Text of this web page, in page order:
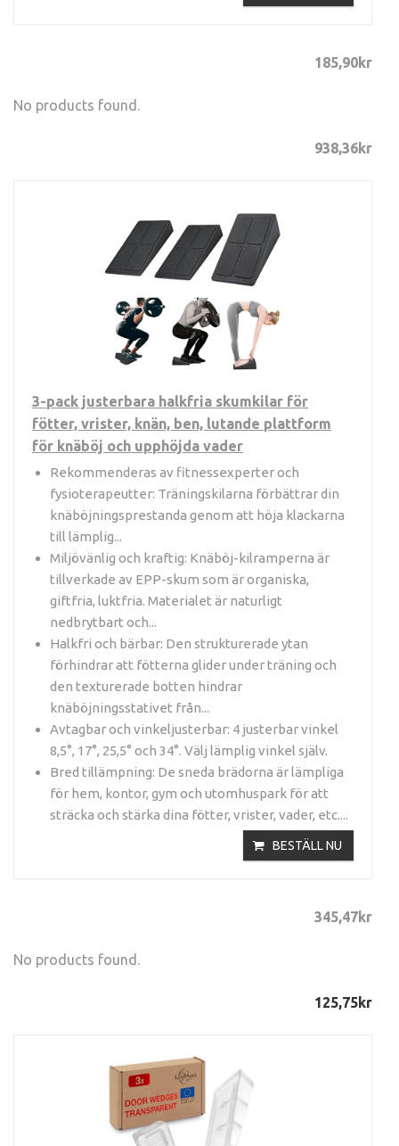
185,90kr
No products found.
938,36kr
3-pack justerbara halkfria skumkilar för
fötter, vrister, knän, ben, lutande plattform
för knäböj och upphöjda vader
Rekommenderas av fitnessexperter och
fysioterapeutter: Träningskilarna förbättrar din
knäböjningsprestanda genom att höja klackarna
till lämplig...
Miljövänlig och kraftig: Knäböj-kilramperna är
tillverkade av EPP-skum som är organiska,
giftfria, luktfria. Materialet är naturligt
nedbrytbart och...
Halkfri och bärbar: Den strukturerade ytan
förhindrar att fötterna glider under träning och
den texturerade botten hindrar
knäböjningsstativet från...
Avtagbar och vinkeljusterbar: 4 justerbar vinkel
8,5°, 17°, 25,5° och 34°. Välj lämplig vinkel själv.
Bred tillämpning: De sneda brädorna är lämpliga
för hem, kontor, gym och utomhuspark för att
sträcka och stärka dina fötter, vrister, vader, etc....
BESTÄLL NU
345,47kr
No products found.
125,75kr